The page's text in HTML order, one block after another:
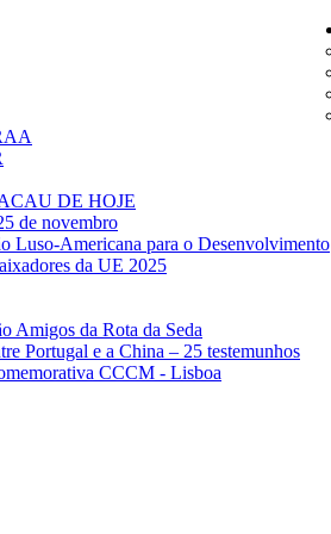
DE HOJE
de novembro
Luso-Americana para o Desenvolvimento
da UE 2025
Amigos da Rota da Seda
Portugal e a China – 25 testemunhos
CCCM - Lisboa